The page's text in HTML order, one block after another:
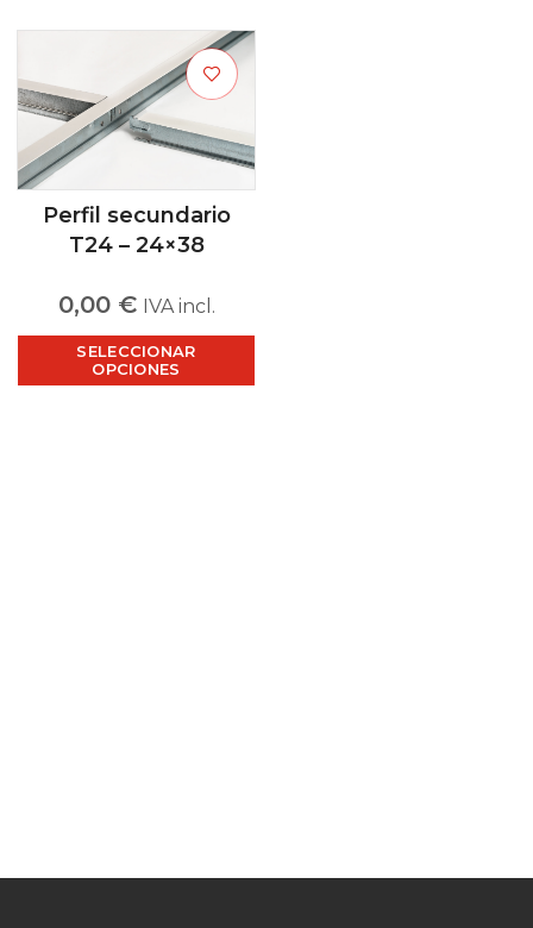
Perfil secundario
T24 – 24×38
0,00 € IVA incl.
SELECCIONAR
OPCIONES